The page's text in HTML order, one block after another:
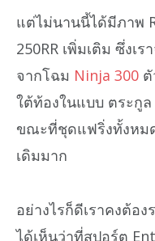
แต่ไม่นานนี้ได้มีภาพ
250RR เพิ่มเติม ซึ่งเ
จากโฉม Ninja 300
ใต้ท้องในแบบ ตระกูล
ขณะที่ชุดแฟริ่งทั้งหม
เดิมมาก
อย่างไรก็ดีเราคงต้อ
ได้เห็นว่าที่สปอร์ต